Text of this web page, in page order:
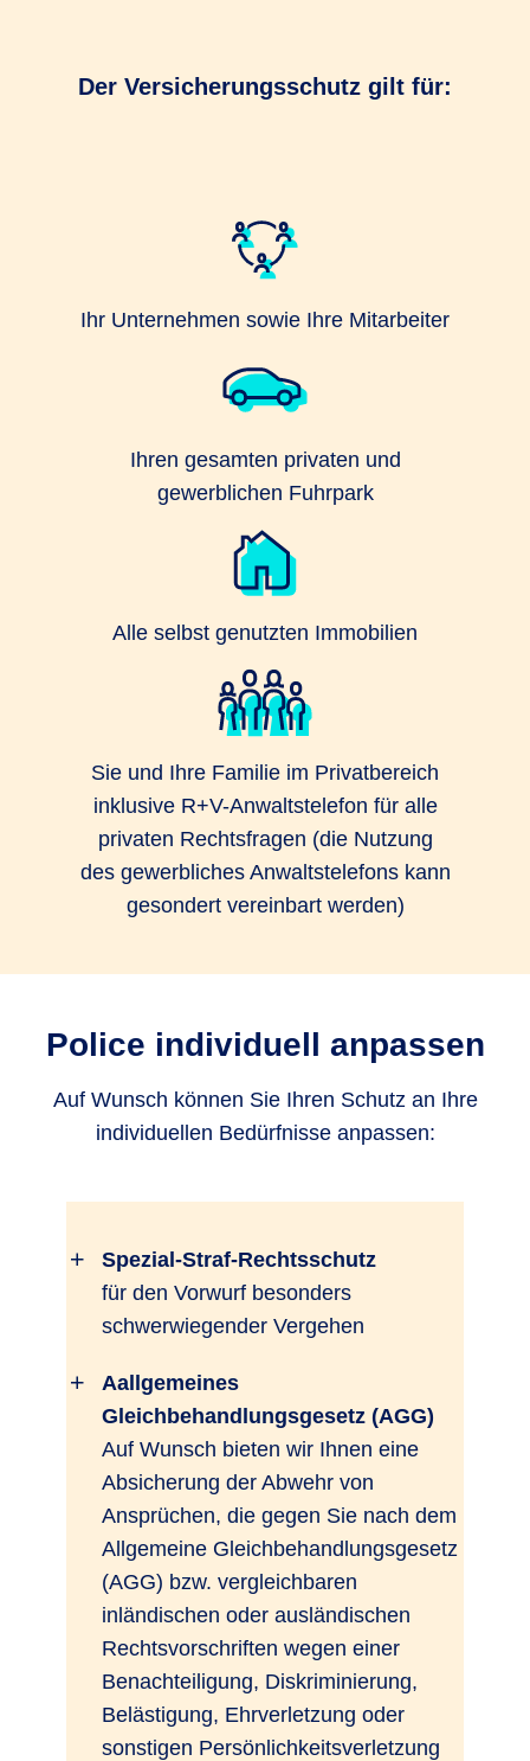
Der Versicherungsschutz gilt für:
Ihr Unternehmen sowie Ihre Mitarbeiter
Ihren gesamten privaten und
gewerblichen Fuhrpark
Alle selbst genutzten Immobilien
Sie und Ihre Familie im Privatbereich
inklusive R+V-Anwaltstelefon für alle
privaten Rechtsfragen (die Nutzung
des gewerbliches Anwaltstelefons kann
gesondert vereinbart werden)
Police individuell anpassen
Auf Wunsch können Sie Ihren Schutz an Ihre
individuellen Bedürfnisse anpassen:
Spezial-Straf-Rechtsschutz
für den Vorwurf besonders
schwerwiegender Vergehen
Aallgemeines
Gleichbehandlungsgesetz (AGG)
Auf Wunsch bieten wir Ihnen eine
Absicherung der Abwehr von
Ansprüchen, die gegen Sie nach dem
Allgemeine Gleichbehandlungsgesetz
(AGG) bzw. vergleichbaren
inländischen oder ausländischen
Rechtsvorschriften wegen einer
Benachteiligung, Diskriminierung,
Belästigung, Ehrverletzung oder
sonstigen Persönlichkeitsverletzung